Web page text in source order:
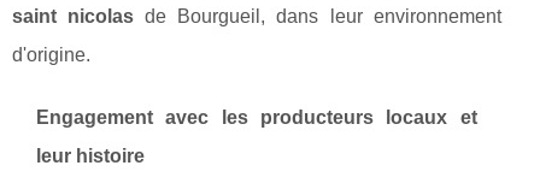
saint nicolas de Bourgueil, dans leur environnement
d'origine.
Engagement avec les producteurs locaux et
leur histoire